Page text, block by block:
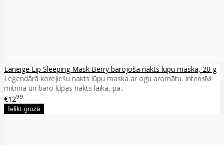
Laneige Lip Sleeping Mask Berry barojoša nakts lūpu maska, 20 g
Leģendārā korejiešu nakts lūpu maska ar ogu aromātu. Intensīvi
mitrina un baro lūpas nakts laikā, pa..
€1299